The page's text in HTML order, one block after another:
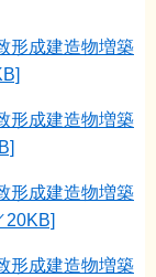
形成建造物増築
形成建造物増築
形成建造物増築
形成建造物増築